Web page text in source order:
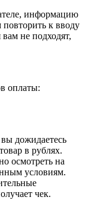
информацию
к вводу
не подходят,
оплаты:
дожидаетесь
в рублях.
осмотреть на
условиям.
чек.